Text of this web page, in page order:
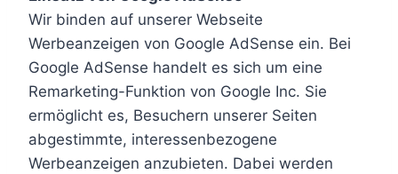
Wir binden auf unserer Webseite
Werbeanzeigen von Google AdSense ein. Bei
Google AdSense handelt es sich um eine
Remarketing-Funktion von Google Inc. Sie
ermöglicht es, Besuchern unserer Seiten
abgestimmte, interessenbezogene
Werbeanzeigen anzubieten. Dabei werden